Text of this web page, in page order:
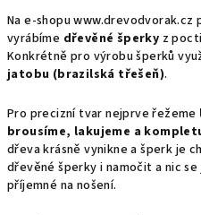
Na e‑shopu www.drevodvorak.cz
vyrábíme dřevěné šperky z
Konkrétně pro výrobu šperků
jatobu (brazilská třešeň).
Pro precizní tvar nejprve řežeme
brousíme, lakujeme a
dřeva krásně vynikne a šperk je
dřevěné šperky i namočit a nic
příjemné na nošení.